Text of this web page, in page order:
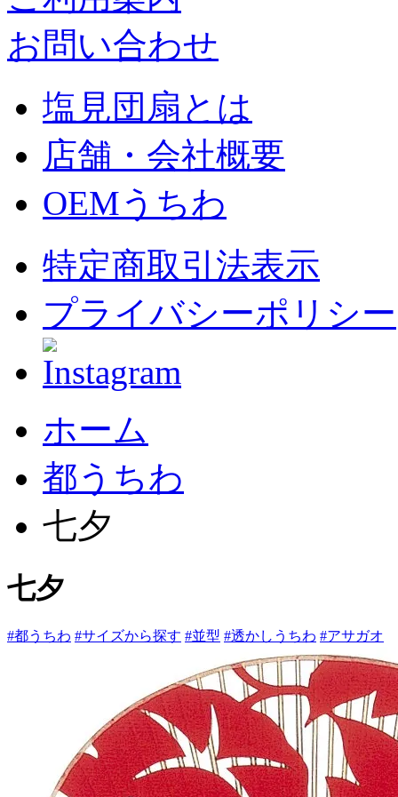
お問い合わせ
塩見団扇とは
店舗・会社概要
OEMうちわ
特定商取引法表示
プライバシーポリシー
ホーム
都うちわ
七夕
七夕
#都うちわ #サイズから探す #並型 #透かしうちわ #アサガオ